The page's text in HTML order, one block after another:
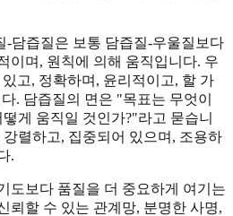
-담즙질은 보통 담즙질-우울질보다
이며, 원칙에 의해 움직입니다. 우
고, 정확하며, 윤리적이고, 할 가
. 담즙질의 면은 "목표는 무엇이
게 움직일 것인가?"라고 묻습니
렬하고, 집중되어 있으며, 조용하
.
도보다 품질을 더 중요하게 여기는
뢰할 수 있는 관계망, 분명한 사명,